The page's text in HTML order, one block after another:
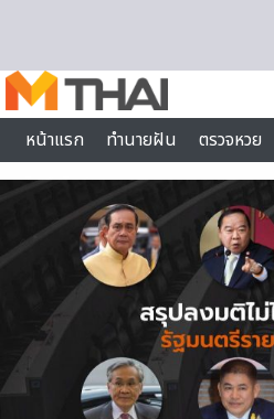
หน้าแรก
ทำนายฝัน ตรวจหวย
ไลฟ์สไตล์